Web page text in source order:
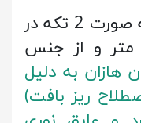
پرده اتاق کودک طرح نمو به صورت 2 تکه در
280 سانتی متر و از جنس
هازان به دلیل
ریز بافت)